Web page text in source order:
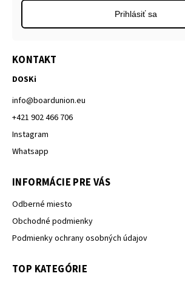
KONTAKT
DOSKi
info@boardunion.eu
+421 902 466 706
Instagram
Whatsapp
INFORMÁCIE PRE VÁS
Odberné miesto
Obchodné podmienky
Podmienky ochrany osobných údajov
TOP KATEGÓRIE
Prihlásiť sa